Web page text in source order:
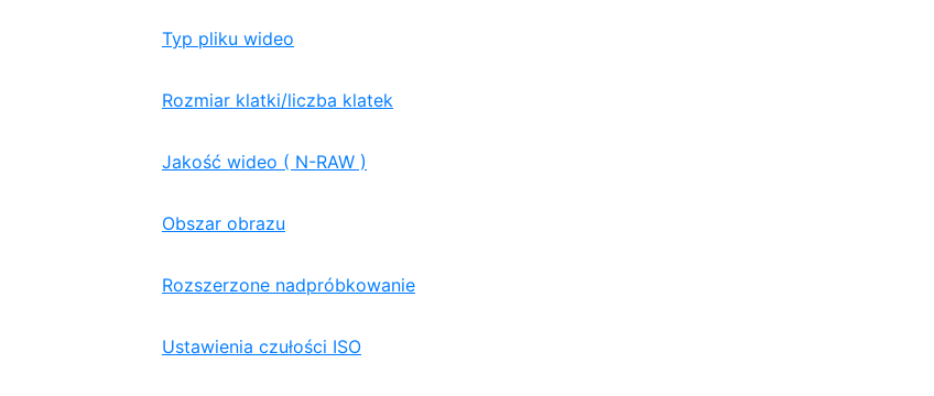
Typ pliku wideo
Rozmiar klatki/liczba klatek
Jakość wideo ( N-RAW )
Obszar obrazu
Rozszerzone nadpróbkowanie
Ustawienia czułości ISO